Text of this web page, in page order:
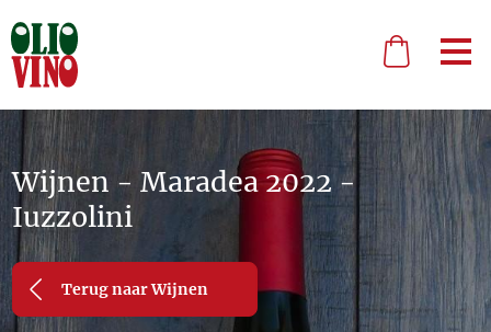
Wijnen - Maradea 2022 -
Iuzzolini
Terug naar Wijnen